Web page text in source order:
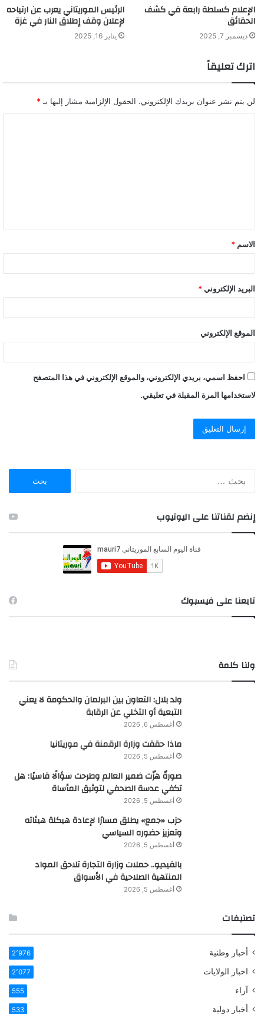
الإعلام كسلطة رابعة في كشف
الحقائق
ديسمبر 7, 2025
الرئيس الموريتاني يعرب عن ارتياحه
لإعلان وقف إطلاق النار في غزة
يناير 16, 2025
اترك تعليقاً
لن يتم نشر عنوان بريدك الإلكتروني. الحقول الإلزامية مشار إليها بـ *
ق
*
الاسم *
البريد الإلكتروني *
الموقع الإلكتروني
احفظ اسمي، بريدي الإلكتروني، والموقع الإلكتروني في هذا المتصفح
لاستخدامها المرة المقبلة في تعليقي.
ن
:
إنضم لقناتنا على اليوتيوب
تابعنا على فيسبوك
ولنا كلمة
ولد بلال: التعاون بين البرلمان والحكومة لا يعني
التبعية أو التخلي عن الرقابة
أغسطس 6, 2026
ماذا حققت وزارة الرقمنة في موريتانيا
أغسطس 5, 2026
صورةٌ هزّت ضمير العالم وطرحت سؤالًا قاسيًا: هل
تكفي عدسة الصحفي لتوثيق المأساة
أغسطس 5, 2026
حزب «جمع» يطلق مسارًا لإعادة هيكلة هيئاته
وتعزيز حضوره السياسي
أغسطس 5, 2026
بالفيديو.. حملات وزارة التجارة تلاحق المواد
المنتهية الصلاحية في الأسواق
أغسطس 5, 2026
تصنيفات
أخبار وطنية 2٬976
اخبار الولايات 2٬077
آراء 555
أخبار دولية 533